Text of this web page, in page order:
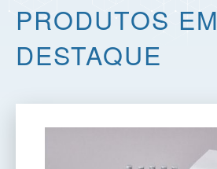
PRODUTOS EM
DESTAQUE